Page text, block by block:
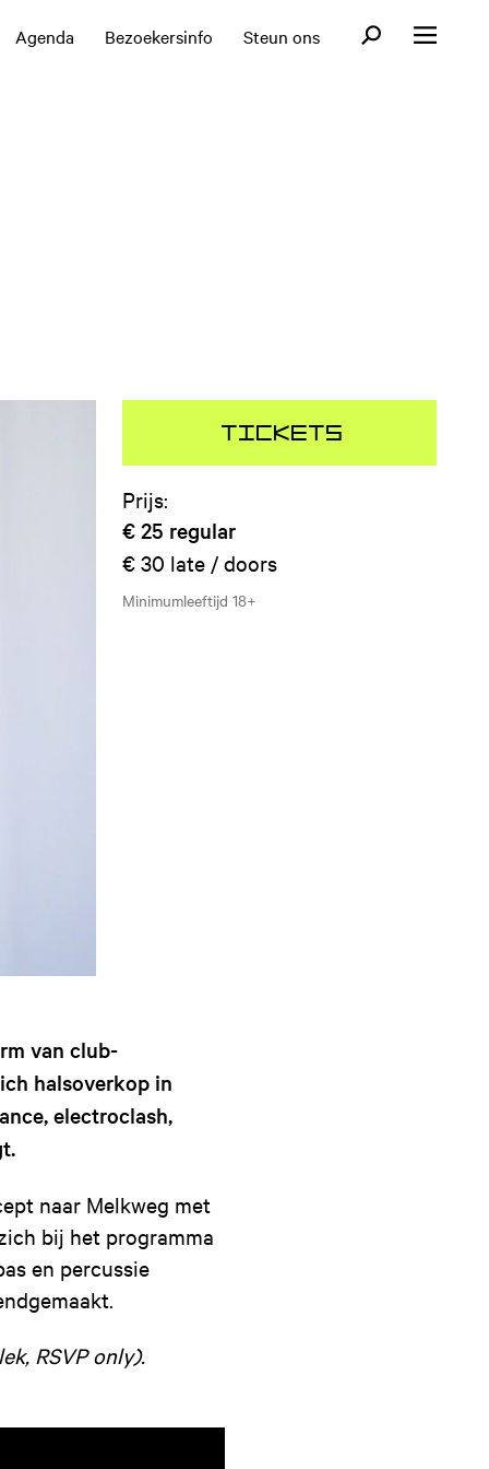
Agenda Bezoekersinfo Steun ons OpenOpen menu
Tickets
Prijs:
€ 25 regular
€ 30 late / doors
Minimumleeftijd 18+
van club-
halsoverkop in
electroclash,
naar Melkweg met
bij het programma
en percussie
RSVP only).